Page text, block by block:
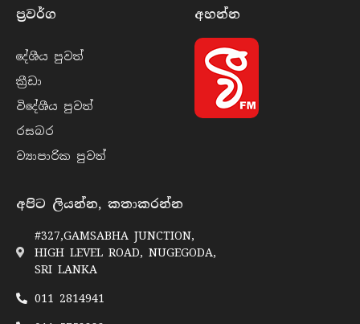
ප්‍රවර්​ග
දේශීය පුව​ත්
ක්‍රී​ඩා
විදේශීය පුව​ත්
රසබ​ර
ව්‍යාපාරික පුව​ත්
අහන්​න
අපිට ලියන්න, කතාකරන්න
#327,GAMSABHA JUNCTION,
HIGH LEVEL ROAD, NUGEGODA,
SRI LANKA
011 2814941